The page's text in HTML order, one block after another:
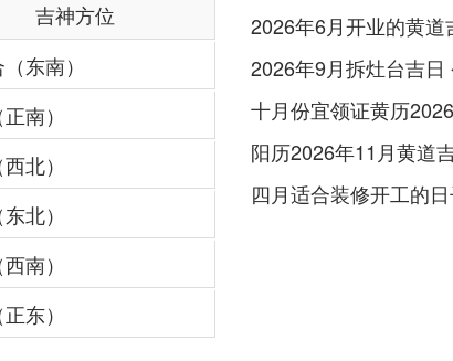
吉神方位
东南）
南）
北）
北）
南）
东）
2026年9月拆灶台吉日